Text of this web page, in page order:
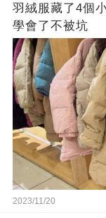
羽絨服藏了4個
學會了不被坑
2023/11/20